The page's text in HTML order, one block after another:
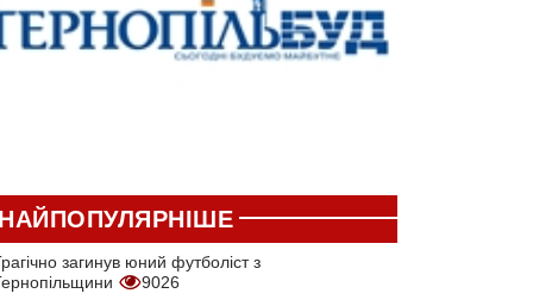
загинув юний футболіст з
9026